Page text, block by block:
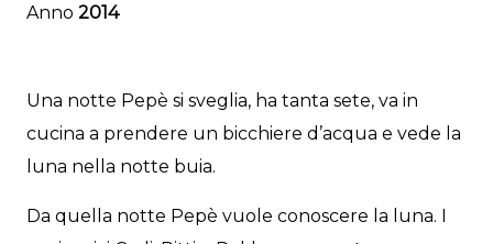
Anno 2014
Una notte Pepè si sveglia, ha tanta sete, va in
cucina a prendere un bicchiere d’acqua e vede la
luna nella notte buia.
Da quella notte Pepè vuole conoscere la luna. I